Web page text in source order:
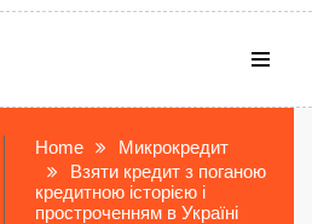
Home
Микрокредит
Взяти кредит з поганою
кредитною історією і
простроченням в Україні